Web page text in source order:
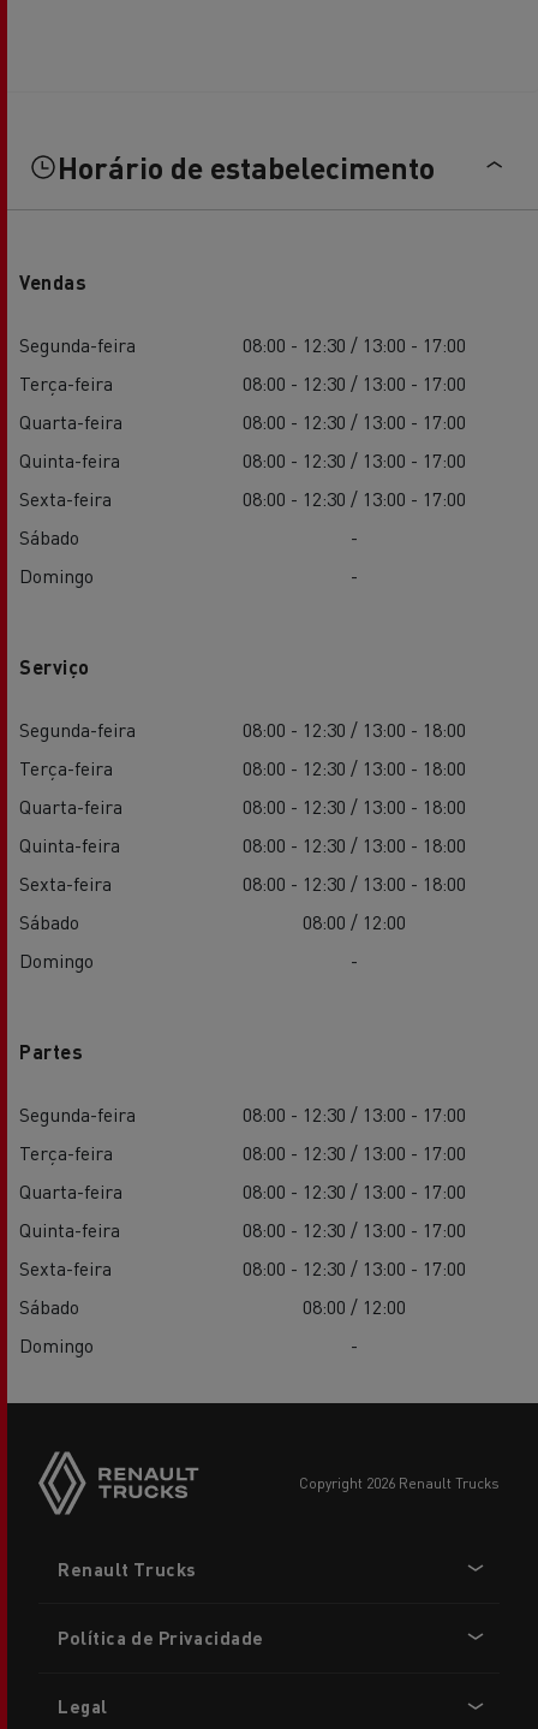
Horário de estabelecimento
Vendas
Segunda-feira
08:00 - 12:30 / 13:00 - 17:00
Terça-feira
08:00 - 12:30 / 13:00 - 17:00
Quarta-feira
08:00 - 12:30 / 13:00 - 17:00
Quinta-feira
08:00 - 12:30 / 13:00 - 17:00
Sexta-feira
08:00 - 12:30 / 13:00 - 17:00
Sábado
-
Domingo
-
Serviço
Segunda-feira
08:00 - 12:30 / 13:00 - 18:00
Terça-feira
08:00 - 12:30 / 13:00 - 18:00
Quarta-feira
08:00 - 12:30 / 13:00 - 18:00
Quinta-feira
08:00 - 12:30 / 13:00 - 18:00
Sexta-feira
08:00 - 12:30 / 13:00 - 18:00
Sábado
08:00 / 12:00
Domingo
-
Partes
Segunda-feira
08:00 - 12:30 / 13:00 - 17:00
Terça-feira
08:00 - 12:30 / 13:00 - 17:00
Quarta-feira
08:00 - 12:30 / 13:00 - 17:00
Quinta-feira
08:00 - 12:30 / 13:00 - 17:00
Sexta-feira
08:00 - 12:30 / 13:00 - 17:00
Sábado
08:00 / 12:00
Domingo
-
copyright 2026 Renault Trucks
menu
Renault Trucks
Política de Privacidade
Legal